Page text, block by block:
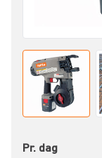
Pr. dag